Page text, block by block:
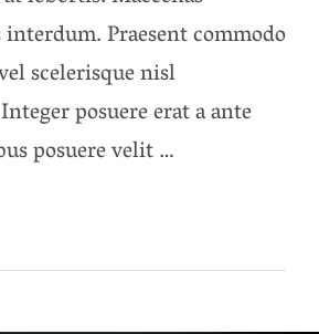
Praesent commodo
scelerisque nisl
posuere erat a ante
posuere velit …